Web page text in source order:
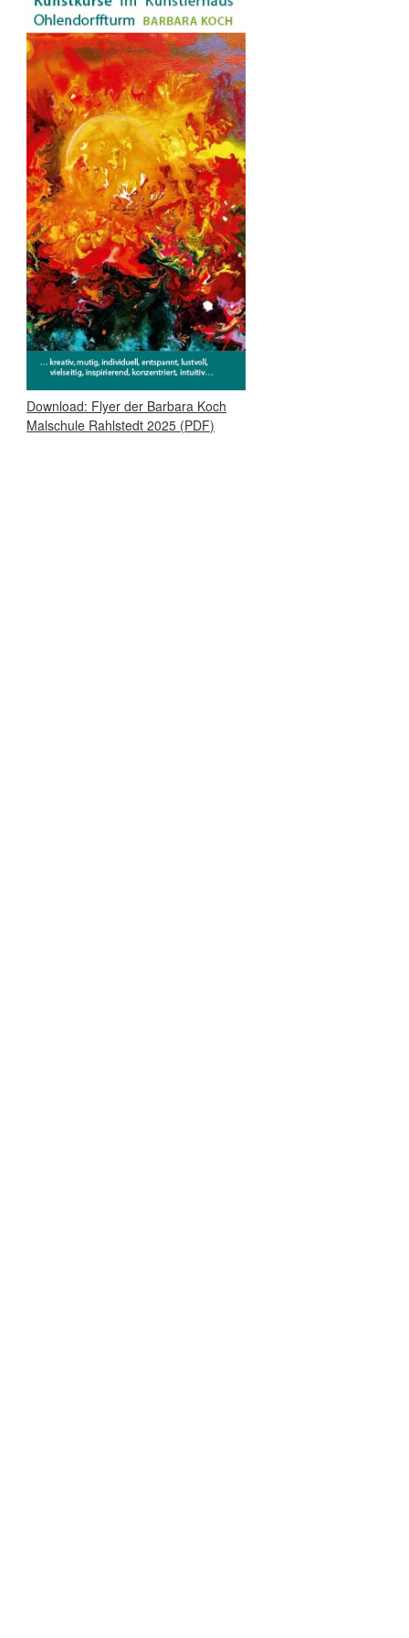
Download: Flyer der Barbara Koch
Malschule Rahlstedt 2025 (PDF)